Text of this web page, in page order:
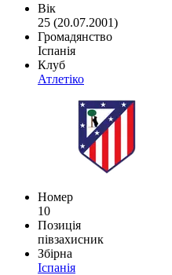
Вік
25 (20.07.2001)
Громадянство
Іспанія
Клуб
Атлетіко
Номер
10
Позиція
півзахисник
Збірна
Іспанія